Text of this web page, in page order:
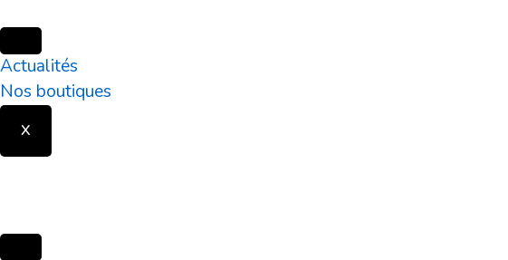
Aller
au
contenu
Actualités
Nos boutiques
X